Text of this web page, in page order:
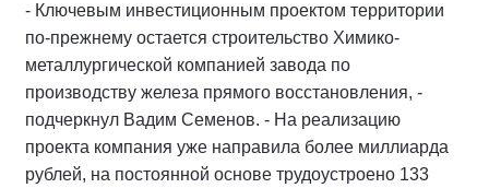
- Ключевым инвестиционным проектом территории
по-прежнему остается строительство Химико-
металлургической компанией завода по
производству железа прямого восстановления, -
подчеркнул Вадим Семенов. - На реализацию
проекта компания уже направила более миллиарда
рублей, на постоянной основе трудоустроено 133